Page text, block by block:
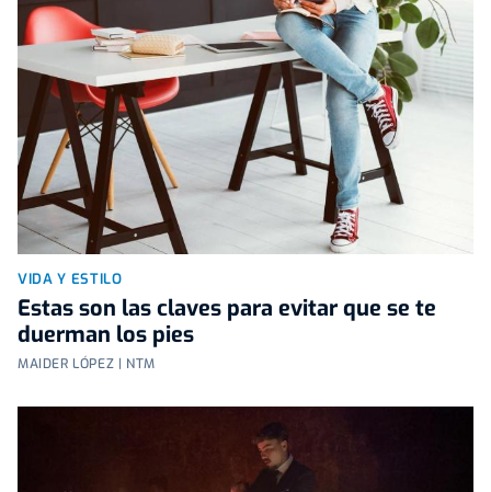
VIDA Y ESTILO
Estas son las claves para evitar que se te
duerman los pies
MAIDER LÓPEZ | NTM